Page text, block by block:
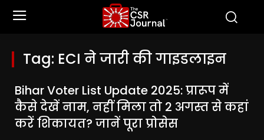
Tag: ECI ने जारी की गाइडलाइन
Bihar Voter List Update 2025: प्रारूप में
कैसे देखें नाम, नहीं मिला तो 2 अगस्त से कहां
करें शिकायत? जानें पूरा प्रोसेस